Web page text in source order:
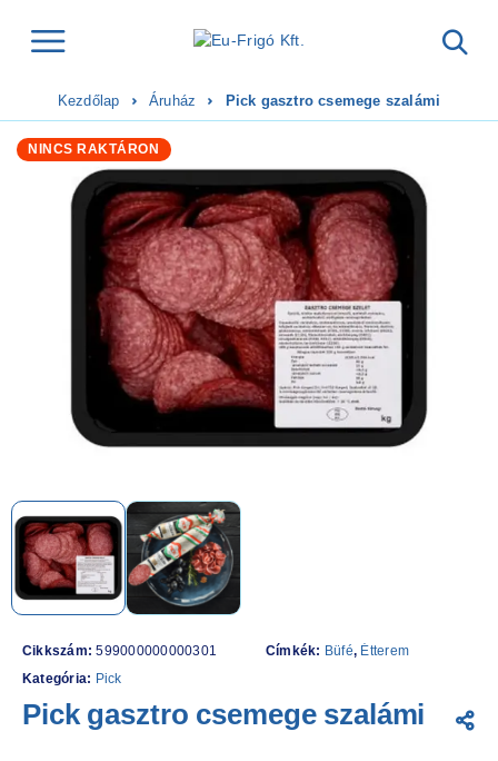
Kezdőlap Áruház Pick gasztro csemege szalámi
NINCS RAKTÁRON
Cikkszám:599000000000301
Kategória: Pick
Címkék: Büfé, Étterem
Pick gasztro csemege szalámi